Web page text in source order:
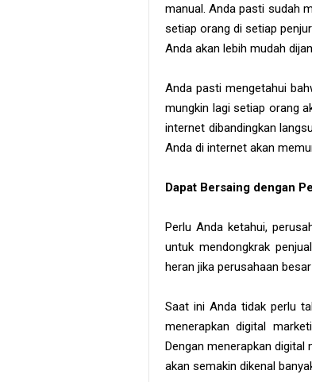
manual. Anda pasti sudah
setiap orang di setiap
Anda akan lebih mudah
Anda pasti mengetahui
mungkin lagi setiap orang
internet dibandingkan
Anda di internet akan
Dapat Bersaing dengan
Perlu Anda ketahui,
untuk mendongkrak
heran jika perusahaan
Saat ini Anda tidak perlu
menerapkan digital
Dengan menerapkan
akan semakin dikenal